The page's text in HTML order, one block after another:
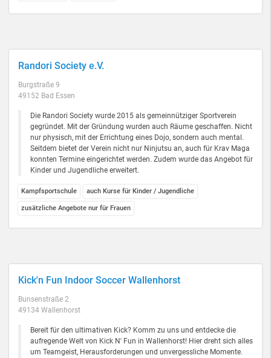
Randori Society e.V.
Burgstraße 9
49152 Bad Essen
Die Randori Society wurde 2015 als gemeinnütziger Sportverein
gegründet. Mit der Gründung wurden auch Räume geschaffen. Nicht
nur physisch, mit der Errichtung eines Dojo, sondern auch mental.
Seitdem bietet der Verein nicht nur Ninjutsu an, auch für Krav Maga
konnten Termine eingerichtet werden. Zudem wurde das Angebot für
Kinder und Jugendliche erweitert.
Kampfsportschule auch Kurse für Kinder / Jugendliche
zusätzliche Angebote nur für Frauen
Kick'n Fun Indoor Soccer Wallenhorst
Bunsenstraße 2
49134 Wallenhorst
Bereit für den ultimativen Kick? Komm zu uns und entdecke die
aufregende Welt von Kick N' Fun in Wallenhorst! Hier dreht sich alles
um Teamgeist, Herausforderungen und unvergessliche Momente.